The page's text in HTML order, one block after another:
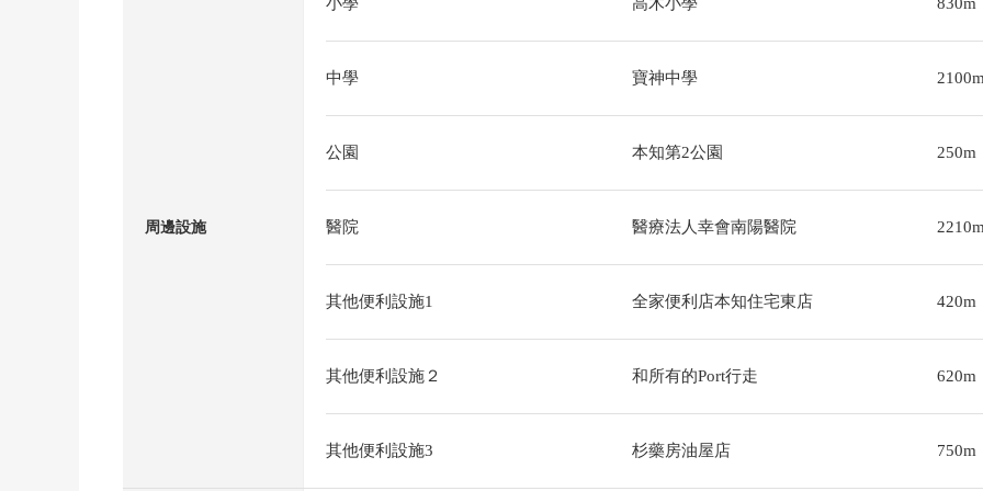
周邊設施
中學 寶神中學
公園 本知第2公園 250m
醫院 醫療法人幸會南陽醫院
其他便利設施1 全家便利店本知住宅東店 420m
其他便利設施２ 和所有的Port行走 620m
其他便利設施3 杉藥房油屋店 750m